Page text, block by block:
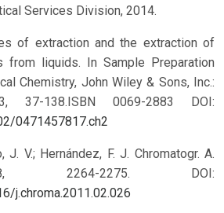
Services Division, 2014.
of extraction and the extraction of
from liquids. In Sample Preparation
Chemistry, John Wiley & Sons, Inc.:
37-138.ISBN 0069-2883
DOI:
0471457817.ch2
J. V.; Hernández, F. J. Chromatogr. A.
2264-2275. DOI:
j.chroma.2011.02.026